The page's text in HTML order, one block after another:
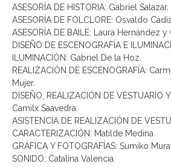
ASESORÍA DE HISTORIA: Gabriel Salazar.
ASESORÍA DE FOLCLORE: Osvaldo
ASESORÍA DE BAILE: Laura Hernández
DISEÑO DE ESCENOGRAFÍA E
ILUMINACIÓN: Gabriel De la Hoz.
REALIZACIÓN DE ESCENOGRAFÍA:
Mujer.
DISEÑO, REALIZACIÓN DE VESTUARIO
Camilx Saavedra.
ASISTENCIA DE REALIZACIÓN DE
CARACTERIZACIÓN: Matilde Medina.
GRÁFICA Y FOTOGRAFÍAS: Sumiko
SONIDO: Catalina Valencia.